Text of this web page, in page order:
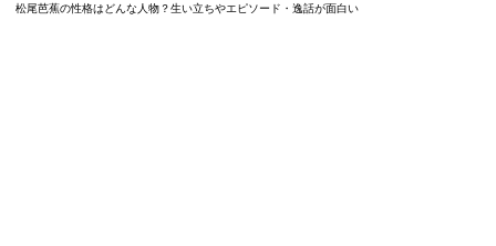
松尾芭蕉の性格はどんな人物？生い立ちやエピソード・逸話が面白い